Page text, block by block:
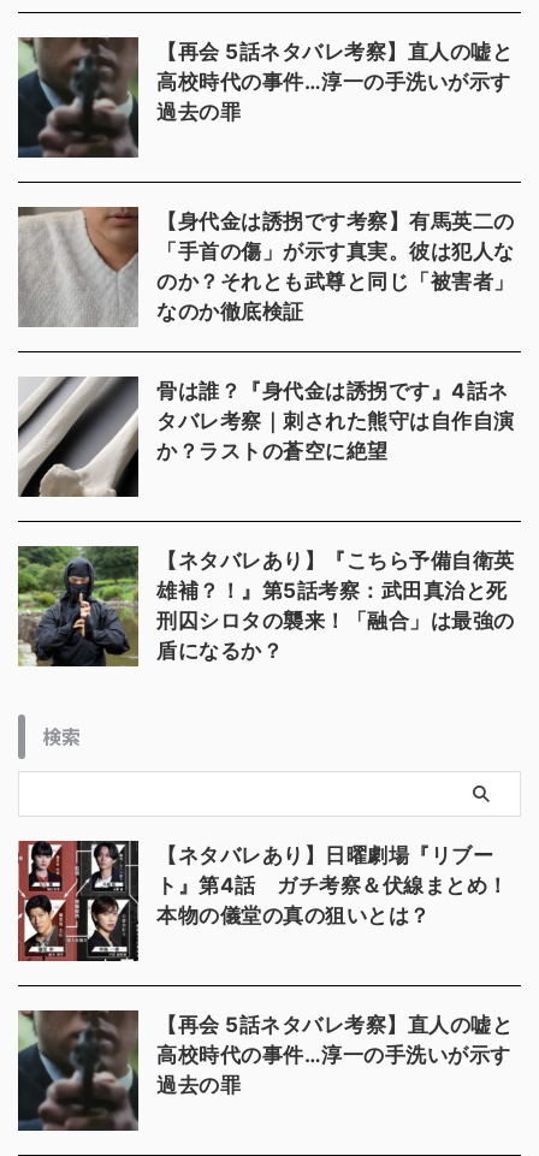
【再会 5話ネタバレ考察】直人の嘘と
高校時代の事件…淳一の手洗いが示す
過去の罪
【身代金は誘拐です考察】有馬英二の
「手首の傷」が示す真実。彼は犯人な
のか？それとも武尊と同じ「被害者」
なのか徹底検証
骨は誰？『身代金は誘拐です』4話ネ
タバレ考察｜刺された熊守は自作自演
か？ラストの蒼空に絶望
【ネタバレあり】『こちら予備自衛英
雄補？！』第5話考察：武田真治と死
刑囚シロタの襲来！「融合」は最強の
盾になるか？
検索
【ネタバレあり】日曜劇場『リブー
ト』第4話 ガチ考察＆伏線まとめ！
本物の儀堂の真の狙いとは？
【再会 5話ネタバレ考察】直人の嘘と
高校時代の事件…淳一の手洗いが示す
過去の罪